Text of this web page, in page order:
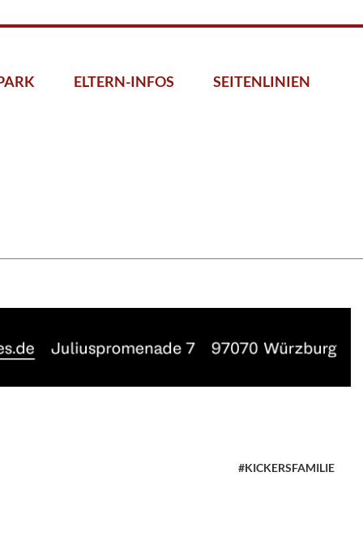
ELTERN-INFOS SEITENLINIEN
#KICKERSFAMILIE